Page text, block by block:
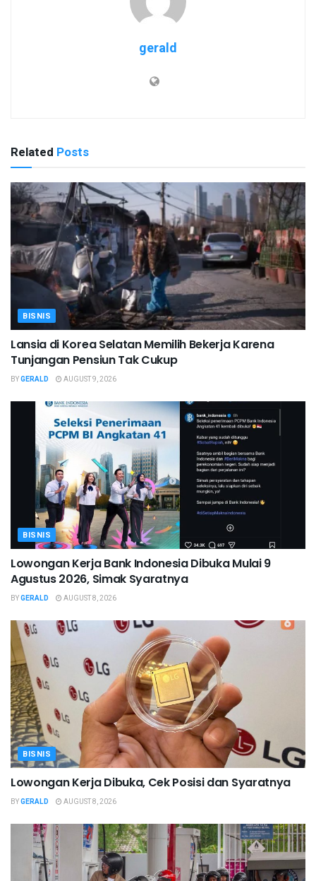
gerald
Related Posts
BISNIS
Lansia di Korea Selatan Memilih Bekerja Karena
Tunjangan Pensiun Tak Cukup
BYGERALD AUGUST 9, 2026
BISNIS
Lowongan Kerja Bank Indonesia Dibuka Mulai 9
Agustus 2026, Simak Syaratnya
BYGERALD AUGUST 8, 2026
BISNIS
Lowongan Kerja Dibuka, Cek Posisi dan Syaratnya
BYGERALD AUGUST 8, 2026